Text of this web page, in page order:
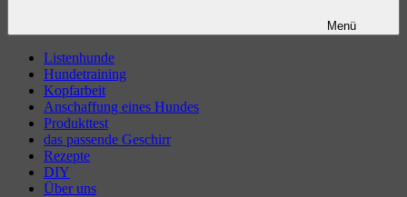
Menü
Listenhunde
Hundetraining
Kopfarbeit
Anschaffung eines Hundes
Produkttest
das passende Geschirr
Rezepte
DIY
Über uns